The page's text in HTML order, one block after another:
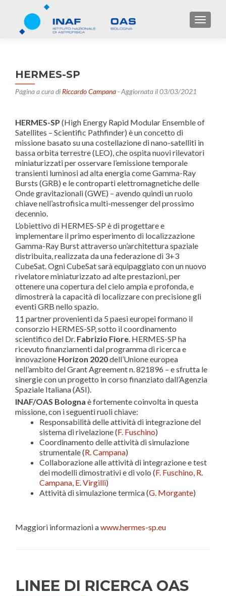
HERMES-SP
Pagina a cura di Riccardo Campana- Aggiornata il 03/03/2021
HERMES-SP (High Energy Rapid Modular Ensemble of
Satellites – Scientific Pathfinder) è un concetto di
missione basato su una costellazione di nano-satelliti in
bassa orbita terrestre (LEO), che ospita nuovi rilevatori
miniaturizzati per osservare l’emissione temporale
transienti luminosi ad alta energia come Gamma-Ray
Bursts (GRB) e le controparti elettromagnetiche delle
Onde gravitazionali (GWE) – avendo quindi un ruolo
chiave nell’astrofisica multi-messenger del prossimo
decennio.
L’obiettivo di HERMES-SP è di progettare e
implementare il primo esperimento di localizzazione
Gamma-Ray Burst attraverso un’architettura spaziale
distribuita, realizzata da una federazione di 3+3
CubeSat. Ogni CubeSat sarà equipaggiato con un nuovo
rivelatore miniaturizzato ad alte prestazioni, per
ottenere una copertura del cielo ampia e profonda, e
dimostrerà la capacità di localizzare con precisione gli
eventi GRB nello spazio.
11 partner provenienti da 5 paesi europei formano il
consorzio HERMES-SP, sotto il coordinamento
scientifico del Dr. Fabrizio Fiore. HERMES-SP ha
ricevuto finanziamenti dal programma di ricerca e
innovazione Horizon 2020dell’Unione europea
nell’ambito del Grant Agreement n. 821896 – e sfrutta le
sinergie con un progetto in corso finanziato dall’Agenzia
Spaziale Italiana (ASI).
INAF/OAS Bologna è fortemente coinvolta in questa
missione, con i seguenti ruoli chiave:
Responsabilità delle attività di integrazione del
sistema di rivelazione (F. Fuschino)
Coordinamento delle attività di simulazione
strumentale (R. Campana)
Collaborazione alle attività di integrazione e test
dei modelli dimostrativi e di volo (F. Fuschino, R.
Campana, E. Virgilli)
Attività di simulazione termica (G. Morgante)
Maggiori informazioni awww.hermes-sp.eu
LINEE DI RICERCA OAS